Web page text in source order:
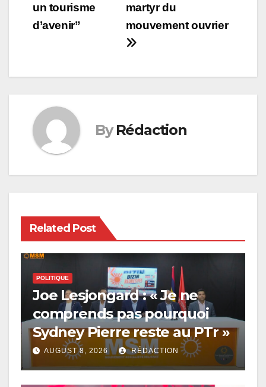
martyr du
mouvement ouvrier
un tourisme
d’avenir”
By Rédaction
Related Post
POLITIQUE
Joe Lesjongard : « Je ne
comprends pas pourquoi
Sydney Pierre reste au PTr »
AUGUST 8, 2026 RÉDACTION